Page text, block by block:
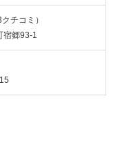
チコミ）
宿郷93-1